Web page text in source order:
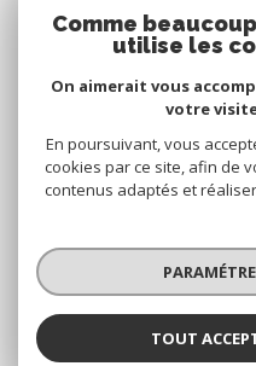
© 2026 |
Comme
utilise les
On aimerait vous
votre
En poursuivant, vous
cookies par ce site, afin de
contenus adaptés et
TOUT